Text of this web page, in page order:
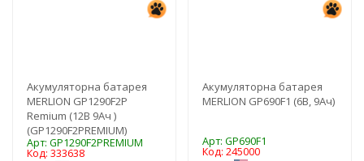
Акумуляторна батарея
MERLION GP1290F2P
Remium (12В 9Ач )
(GP1290F2PREMIUM)
Арт: GP1290F2PREMIUM
Код: 333638
Акумуляторна батарея
MERLION GP690F1 (6В, 9Ач)
Арт: GP690F1
Код: 245000